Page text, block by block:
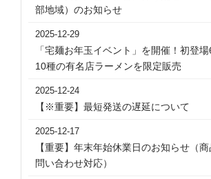
部地域）のお知らせ
2025-12-29
「宅麺お年玉イベント」を開催！初登
10種の有名店ラーメンを限定販売
2025-12-24
【※重要】最短発送の遅延について
2025-12-17
【重要】年末年始休業日のお知らせ（
問い合わせ対応）